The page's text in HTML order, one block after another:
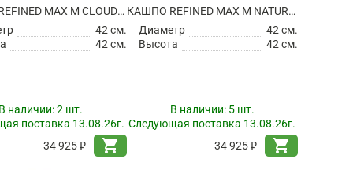
КАШПО REFINED MAX M CLOUDED GREY
42 см.
42 см.
наличии:2 шт.
поставка 13.08.26г.
34 925 ₽
shopping_cart
КАШПО REFINED MAX M NATURAL WHITE
Диаметр
42 см.
Высота
42 см.
В наличии: 5 шт.
Следующая поставка 13.08.26г.
34 925 ₽
shopping_cart